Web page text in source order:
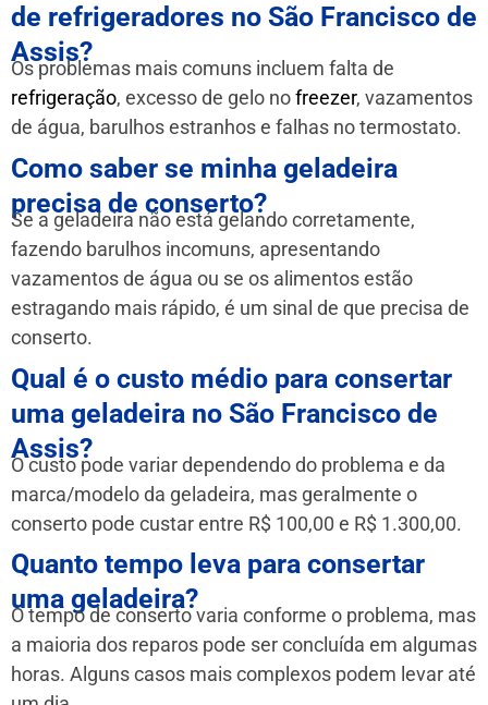
de refrigeradores no São Francisco de
Assis?
Os problemas mais comuns incluem falta de
refrigeração, excesso de gelo nofreezer, vazamentos
de água, barulhos estranhos e falhas no termostato.
Como saber se minha geladeira
precisa de conserto?
Se a geladeira não está gelando corretamente,
fazendo barulhos incomuns, apresentando
vazamentos de água ou se os alimentos estão
estragando mais rápido, é um sinal de que precisa de
conserto.
Qual é o custo médio para consertar
uma geladeira no São Francisco de
Assis?
O custo pode variar dependendo do problema e da
marca/modelo da geladeira, mas geralmente o
conserto pode custar entre R$ 100,00 e R$ 1.300,00.
Quanto tempo leva para consertar
uma geladeira?
O tempo de conserto varia conforme o problema, mas
a maioria dos reparos pode ser concluída em algumas
horas. Alguns casos mais complexos podem levar até